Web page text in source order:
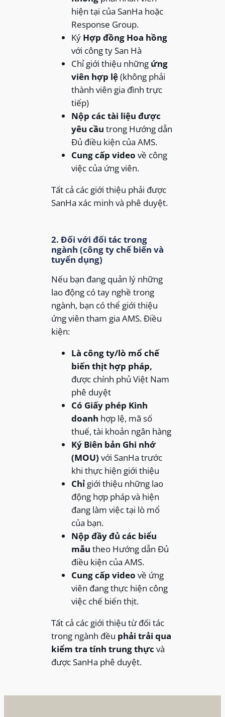
hiện tại của SanHa hoặc
Response Group.
Ký Hợp đồng Hoa hồng
với công ty San Hà
Chỉ giới thiệu những ứng
viên hợp lệ(không phải
thành viên gia đình trực
tiếp)
Nộp các tài liệu được
yêu cầutrong Hướng dẫn
Đủ điều kiện của AMS.
Cung cấp video về công
việc của ứng viên.
Tất cả các giới thiệu phải được
SanHa xác minh và phê duyệt.
2. Đối với đối tác trong
ngành (công ty chế biến và
tuyển dụng)
Nếu bạn đang quản lý những
lao động có tay nghề trong
ngành, bạn có thể giới thiệu
ứng viên tham gia AMS. Điều
kiện:
Là công ty/lò mổ chế
biến thịt hợp pháp,
được chính phủ Việt Nam
phê duyệt
Có Giấy phép Kinh
doanh hợp lệ, mã số
thuế, tài khoản ngân hàng
Ký Biên bản Ghi nhớ
(MOU) với SanHa trước
khi thực hiện giới thiệu
Chỉ giới thiệu những lao
động hợp pháp và hiện
đang làm việc tại lò mổ
của bạn.
Nộp đầy đủ các biểu
mẫu theo Hướng dẫn Đủ
điều kiện của AMS.
Cung cấp videovề ứng
viên đang thực hiện công
việc chế biến thịt.
Tất cả các giới thiệu từ đối tác
trong ngành đều phải trải qua
kiểm tra tính trung thực và
được SanHa phê duyệt.